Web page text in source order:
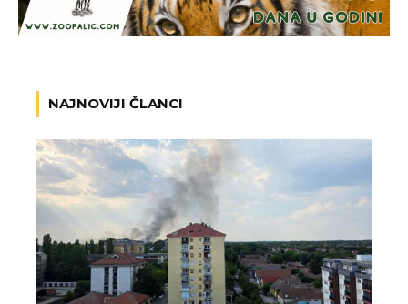
NAJNOVIJI ČLANCI